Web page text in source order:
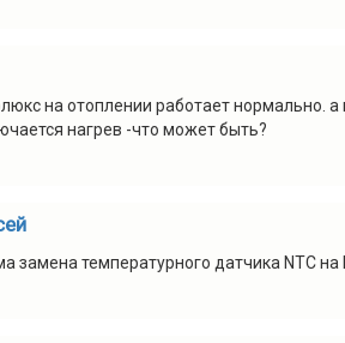
на отоплении работает нормально.
нагрев -что может быть?
замена температурного датчика NTC